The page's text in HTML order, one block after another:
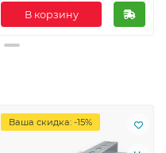
В корзину
Ваша скидка: -15%